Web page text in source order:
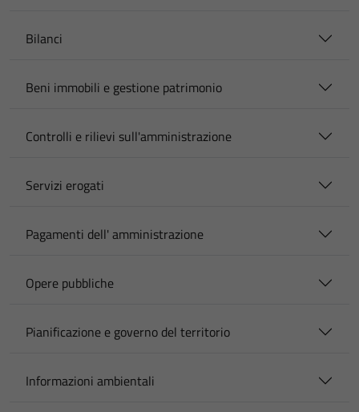
Bilanci
Beni immobili e gestione patrimonio
Controlli e rilievi sull'amministrazione
Servizi erogati
Pagamenti dell' amministrazione
Opere pubbliche
Pianificazione e governo del territorio
Informazioni ambientali